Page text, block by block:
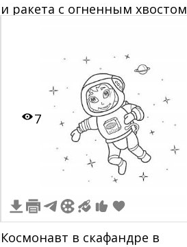
и ракета с огненным хвостом
7
Космонавт в скафандре в